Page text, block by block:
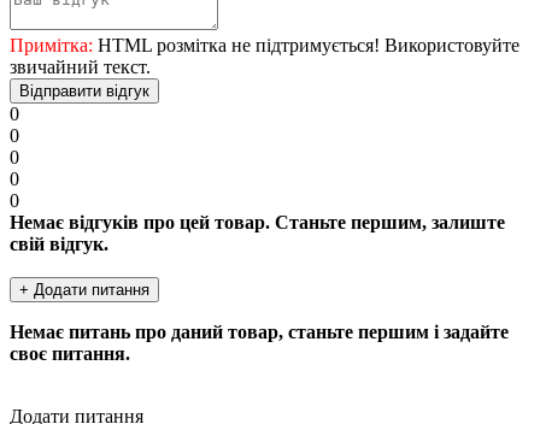
Примітка: HTML розмітка не підтримується! Використовуйте
звичайний текст.
Відправити відгук
0
0
0
0
0
Немає відгуків про цей товар. Станьте першим, залиште
свій відгук.
+ Додати питання
Немає питань про даний товар, станьте першим і задайте
своє питання.
Додати питання